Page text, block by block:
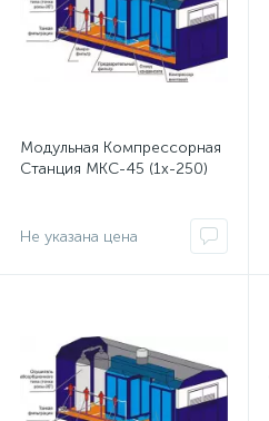
Модульная Компрессорная
Станция МКС-45 (1x-250)
Не указана цена